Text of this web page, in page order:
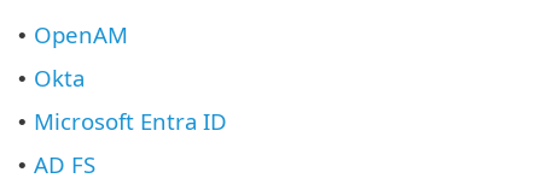
• OpenAM
• Okta
• Microsoft Entra ID
• AD FS